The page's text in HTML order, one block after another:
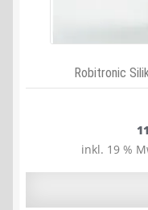
Robitronic
inkl. 19 %